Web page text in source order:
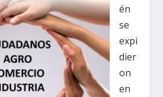
én
se
expi
dier
on
en